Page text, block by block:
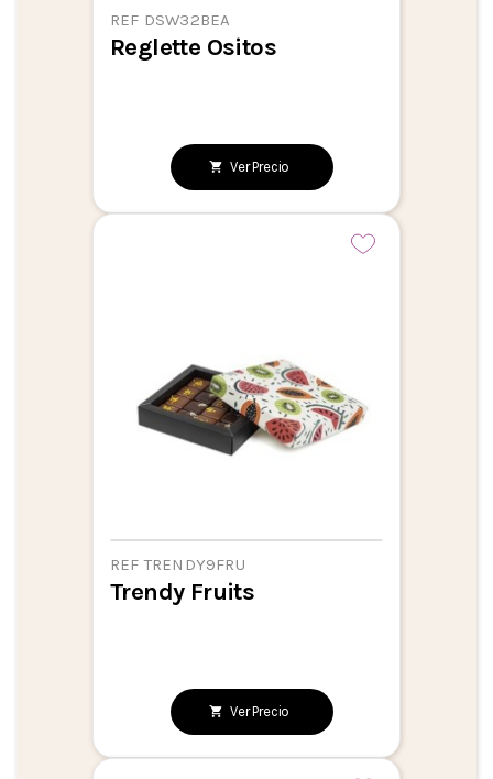
REF DSW32BEA
Reglette Ositos
Ver Precio
REF TRENDY9FRU
Trendy Fruits
Ver Precio